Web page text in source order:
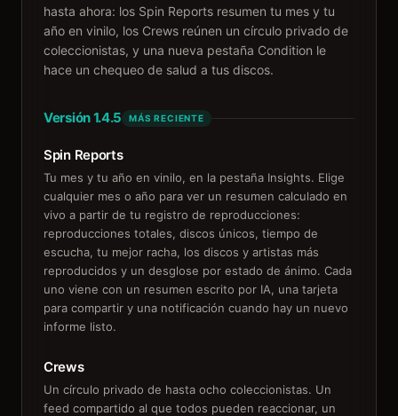
hasta ahora: los Spin Reports resumen tu mes y tu
año en vinilo, los Crews reúnen un círculo privado de
coleccionistas, y una nueva pestaña Condition le
hace un chequeo de salud a tus discos.
Versión 1.4.5 MÁS RECIENTE
Spin Reports
Tu mes y tu año en vinilo, en la pestaña Insights. Elige
cualquier mes o año para ver un resumen calculado en
vivo a partir de tu registro de reproducciones:
reproducciones totales, discos únicos, tiempo de
escucha, tu mejor racha, los discos y artistas más
reproducidos y un desglose por estado de ánimo. Cada
uno viene con un resumen escrito por IA, una tarjeta
para compartir y una notificación cuando hay un nuevo
informe listo.
Crews
Un círculo privado de hasta ocho coleccionistas. Un
feed compartido al que todos pueden reaccionar, un